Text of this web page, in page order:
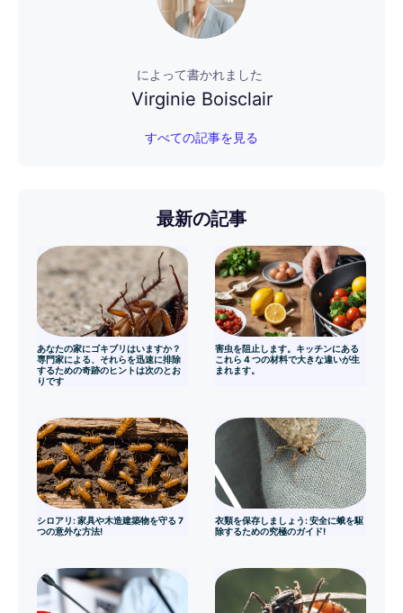
によって書かれました
Virginie Boisclair
すべての記事を見る
最新の記事
あなたの家にゴキブリはいますか？
専門家による、それらを迅速に排除
するための奇跡のヒントは次のとお
りです
害虫を阻止します。キッチンにある
これら 4 つの材料で大きな違いが生
まれます。
シロアリ: 家具や木造建築物を守る 7
つの意外な方法!
衣類を保存しましょう: 安全に蛾を駆
除するための究極のガイド!